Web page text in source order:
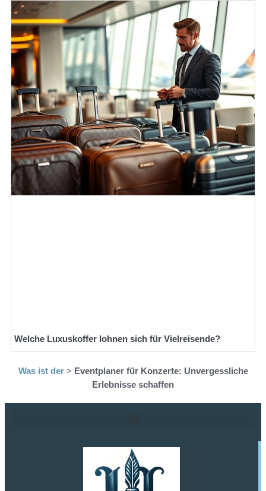
Welche Luxuskoffer lohnen sich für Vielreisende?
Was ist der> Eventplaner für Konzerte: Unvergessliche
Erlebnisse schaffen